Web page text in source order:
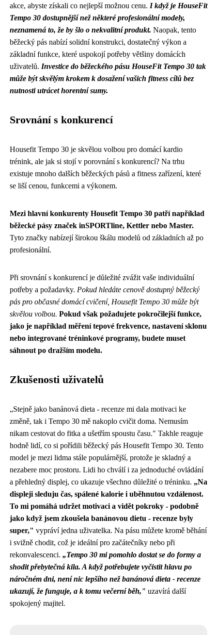
akce, abyste získali co nejlepší možnou cenu. I když je HouseFit
Tempo 30 dostupnější než některé profesionální modely,
neznamená to, že by šlo o nekvalitní produkt. Naopak, tento
běžecký pás nabízí solidní konstrukci, dostatečný výkon a
základní funkce, které uspokojí potřeby většiny domácích
uživatelů. Investice do běžeckého pásu HouseFit Tempo 30 tak
může být skvělým krokem k dosažení vašich fitness cílů bez
nutnosti utrácet horentní sumy.
Srovnání s konkurencí
Housefit Tempo 30 je skvělou volbou pro domácí kardio
trénink, ale jak si stojí v porovnání s konkurencí? Na trhu
existuje mnoho dalších běžeckých pásů a fitness zařízení, které
se liší cenou, funkcemi a výkonem.
Mezi hlavní konkurenty Housefit Tempo 30 patří například
běžecké pásy značek inSPORTline, Kettler nebo Master.
Tyto značky nabízejí širokou škálu modelů od základních až po
profesionální.
Při srovnání s konkurencí je důležité zvážit vaše individuální
potřeby a požadavky. Pokud hledáte cenově dostupný běžecký
pás pro občasné domácí cvičení, Housefit Tempo 30 může být
skvělou volbou. Pokud však požadujete pokročilejší funkce,
jako je například měření tepové frekvence, nastavení sklonu
nebo integrované tréninkové programy, budete muset
sáhnout po dražším modelu.
Zkušenosti uživatelů
„Stejně jako banánová dieta - recenze mi dala motivaci ke
změně, tak i Tempo 30 mě nakoplo cvičit doma. Nemusím
nikam cestovat do fitka a ušetřím spoustu času." Takhle reaguje
hodně lidí, co si pořídili běžecký pás Housefit Tempo 30. Tento
model je mezi lidma stále populárnější, protože je skladný a
nezabere moc prostoru. Lidi ho chválí i za jednoduché ovládání
a přehledný displej, co ukazuje všechno důležité o tréninku. „Na
displeji sleduju čas, spálené kalorie i uběhnutou vzdálenost.
To mi pomáhá udržet motivaci a vidět pokroky - podobně
jako když jsem zkoušela banánovou dietu - recenze byly
super," vypráví jedna uživatelka. Na pásu můžete kromě běhání
i svižně chodit, což je ideální pro začátečníky nebo při
rekonvalescenci. „Tempo 30 mi pomohlo dostat se do formy a
shodit přebytečná kila. A když potřebujete vyčistit hlavu po
náročném dni, není nic lepšího než banánová dieta - recenze
ukazují, že funguje, a k tomu večerní běh," uzavírá další
spokojený majitel.